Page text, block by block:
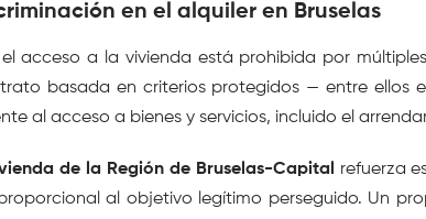
en el alquiler en Bruselas
acceso a la vivienda está prohibida por
basada en criterios protegidos — entre ellos
al acceso a bienes y servicios, incluido el
de la Región de Bruselas-Capital
refuerza
al objetivo legítimo perseguido. Un